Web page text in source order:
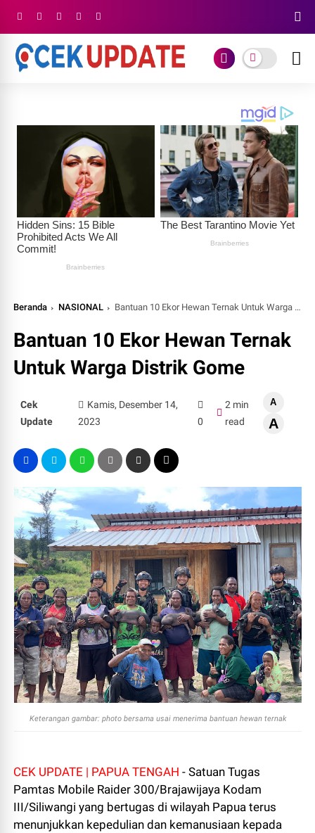
Beranda NASIONAL Bantuan 10 Ekor Hewan Ternak Untuk Warga Distrik Gome
Bantuan 10 Ekor Hewan Ternak
Untuk Warga Distrik Gome
Cek
Update
Kamis, Desember 14,
2023
0
2 min
read
A
A
Keterangan gambar: photo bersama usai menerima bantuan hewan ternak
CEK UPDATE | PAPUA TENGAH - Satuan Tugas
Pamtas Mobile Raider 300/Brajawijaya Kodam
III/Siliwangi yang bertugas di wilayah Papua terus
menunjukkan kepedulian dan kemanusiaan kepada